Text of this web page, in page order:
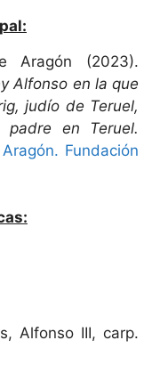
Aragón (2023).
Alfonso en la que
judío de Teruel,
en Teruel.
Fundación
Alfonso III, carp.